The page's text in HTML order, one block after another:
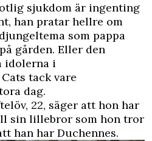
sjukdom är ingenting
han pratar hellre om
som pappa
gården. Eller den
idolerna i
tack vare
dag.
22, säger att hon har
sin lillebror som hon tror
han har Duchennes.